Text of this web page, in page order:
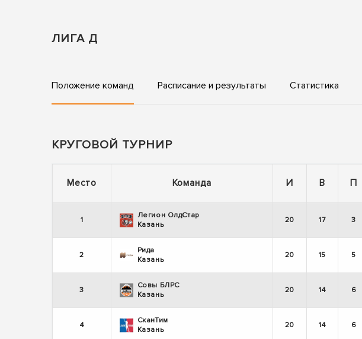
ЛИГА Д
Положение команд Расписание и результаты Статистика
КРУГОВОЙ ТУРНИР
Место Команда И В П
1
Легион ОлдСтар
Казань
20 17 3
2
Рида
Казань
20 15 5
3
Совы БЛРС
Казань
20 14 6
4
СканТим
Казань
20 14 6